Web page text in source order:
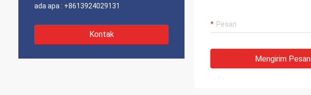
Banyak
ada apa : +8613924029131
Kontak
Mengirim Pesan